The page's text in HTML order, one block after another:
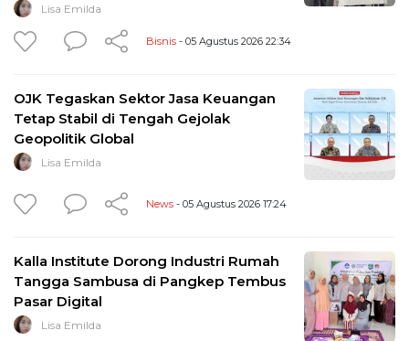
Lisa Emilda
Bisnis - 05 Agustus 2026 22:34
OJK Tegaskan Sektor Jasa Keuangan
Tetap Stabil di Tengah Gejolak
Geopolitik Global
Lisa Emilda
News - 05 Agustus 2026 17:24
Kalla Institute Dorong Industri Rumah
Tangga Sambusa di Pangkep Tembus
Pasar Digital
Lisa Emilda